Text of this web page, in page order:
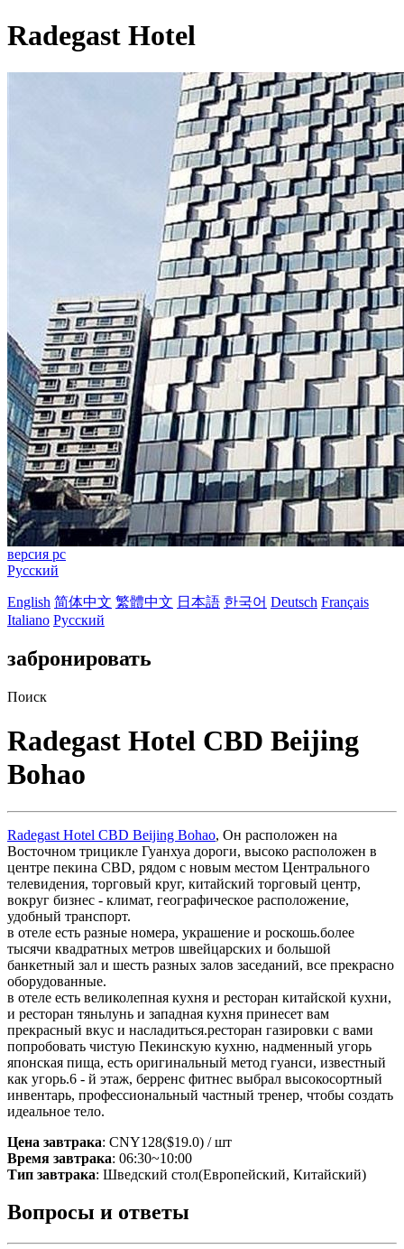
Radegast Hotel
версия pc
Русский
English 简体中文 繁體中文 日本語 한국어 Deutsch Français
Italiano Русский
забронировать
Поиск
Radegast Hotel CBD Beijing
Bohao
Radegast Hotel CBD Beijing Bohao, Он расположен на
Восточном трицикле Гуанхуа дороги, высоко расположен в
центре пекина CBD, рядом с новым местом Центрального
телевидения, торговый круг, китайский торговый центр,
вокруг бизнес - климат, географическое расположение,
удобный транспорт.
в отеле есть разные номера, украшение и роскошь.более
тысячи квадратных метров швейцарских и большой
банкетный зал и шесть разных залов заседаний, все прекрасно
оборудованные.
в отеле есть великолепная кухня и ресторан китайской кухни,
и ресторан тяньлунь и западная кухня принесет вам
прекрасный вкус и насладиться.ресторан газировки с вами
попробовать чистую Пекинскую кухню, надменный угорь
японская пища, есть оригинальный метод гуанси, известный
как угорь.6 - й этаж, берренс фитнес выбрал высокосортный
инвентарь, профессиональный частный тренер, чтобы создать
идеальное тело.
Цена завтрака: CNY128($19.0) / шт
Время завтрака: 06:30~10:00
Тип завтрака: Шведский стол(Европейский, Китайский)
Вопросы и ответы